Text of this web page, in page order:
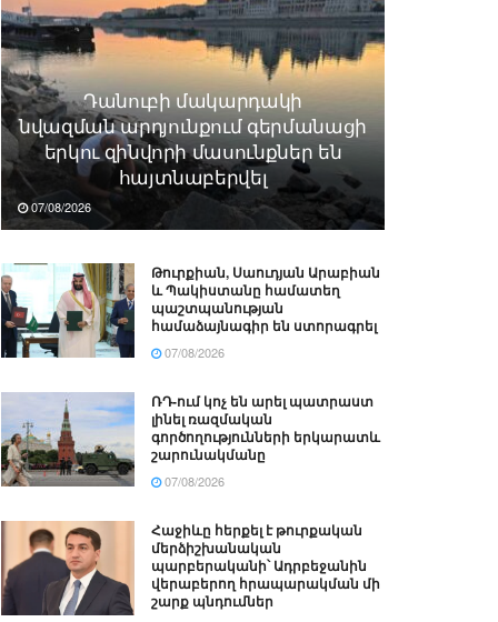
Դանուբի մակարդակի
նվազման արդյունքում գերմանացի
երկու զինվորի մասունքներ են
հայտնաբերվել
07/08/2026
Թուրքիան, Սաուդյան Արաբիան
և Պակիստանը համատեղ
պաշտպանության
համաձայնագիր են ստորագրել
07/08/2026
ՌԴ-ում կոչ են արել պատրաստ
լինել ռազմական
գործողությունների երկարատև
շարունակմանը
07/08/2026
Հաջիևը հերքել է թուրքական
մերձիշխանական
պարբերականի՝ Ադրբեջանին
վերաբերող հրապարակման մի
շարք պնդումներ